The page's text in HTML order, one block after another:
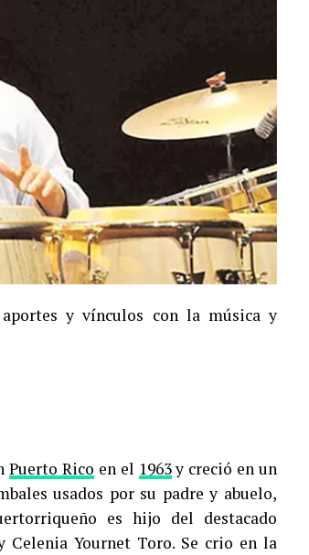
y vínculos con la música y
Puerto Rico en el 1963y creció en un
usados por su padre y abuelo,
es hijo del destacado
Celenia Yournet Toro. Se crio en la